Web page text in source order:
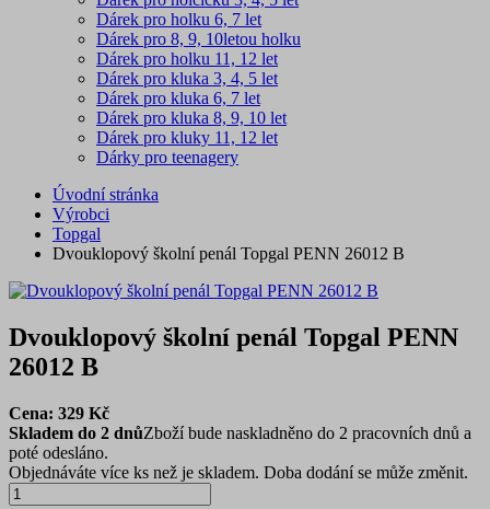
Dárek pro holku 6, 7 let
Dárek pro 8, 9, 10letou holku
Dárek pro holku 11, 12 let
Dárek pro kluka 3, 4, 5 let
Dárek pro kluka 6, 7 let
Dárek pro kluka 8, 9, 10 let
Dárek pro kluky 11, 12 let
Dárky pro teenagery
Úvodní stránka
Výrobci
Topgal
Dvouklopový školní penál Topgal PENN 26012 B
Dvouklopový školní penál Topgal PENN
26012 B
Cena: 329 Kč
Skladem do 2 dnůZboží bude naskladněno do 2 pracovních dnů a
poté odesláno.
Objednáváte více ks než je skladem. Doba dodání se může změnit.